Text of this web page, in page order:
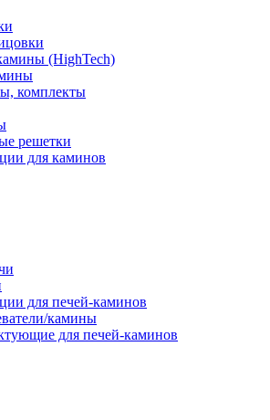
(HighTech)
комплекты
решетки
для каминов
для печей-каминов
камины
для печей-каминов